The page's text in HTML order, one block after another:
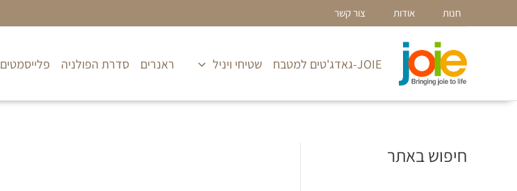
לתוכן
חנות אודות צור קשר
JOIE-גאדג'טים למטבח שטיחי ויניל ראנרים סדרת הפולניה פלייסמטים
חיפוש באתר